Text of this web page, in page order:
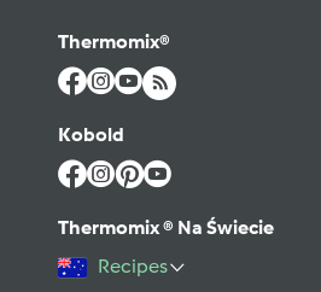
Thermomix®
Kobold
Thermomix ® Na Świecie
Recipes